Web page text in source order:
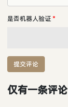
是否机器人验证 *
提交评论
仅有一条评论